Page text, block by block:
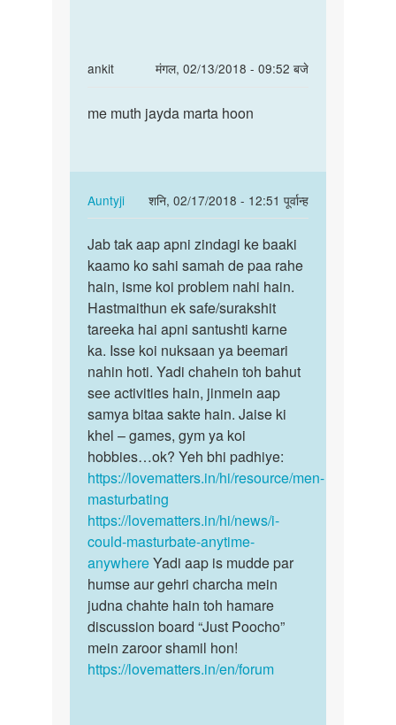
Jaat
devta
ankit
मंगल, 02/13/2018 - 09:52 बजे
In
to
Hum
apki
kya
by
Auntyji
me
marta
hoon
me muth jayda marta hoon
Auntyji
शनि, 02/17/2018 - 12:51 पूर्वान्ह
In
reply
to
me
muth
jayda
marta
hoon
by
ankit
Jab
tak
aap
apni
zindagi
ke…
Jab tak aap apni zindagi ke baaki
kaamo ko sahi samah de paa rahe
hain, isme koi problem nahi hain.
Hastmaithun ek safe/surakshit
tareeka hai apni santushti karne
ka. Isse koi nuksaan ya beemari
nahin hoti. Yadi chahein toh bahut
see activities hain, jinmein aap
samya bitaa sakte hain. Jaise ki
khel – games, gym ya koi
hobbies…ok? Yeh bhi padhiye:
https://lovematters.in/hi/resource/men-
masturbating
https://lovematters.in/hi/news/i-
could-masturbate-anytime-
anywhereYadi aap is mudde par
humse aur gehri charcha mein
judna chahte hain toh hamare
discussion board “Just Poocho”
mein zaroor shamil hon!
https://lovematters.in/en/forum